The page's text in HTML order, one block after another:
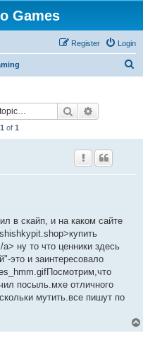
Games
Login
Register
Search
1 of 1
в скайп, и на каком сайте
ну то что ценники здесь
это и заинтересовало
посыль.мхе отличного
мутить.все пишут по